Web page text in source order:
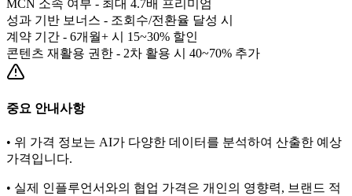
MCN 소속 여부 - 최대 4.7배 프리미엄
성과 기반 보너스 - 조회수/전환율 달성 시
계약 기간 - 6개월+ 시 15~30% 할인
콘텐츠 재활용 권한 - 2차 활용 시 40~70% 추가
중요 안내사항
• 위 가격 정보는 AI가 다양한 데이터를 분석하여 산출한 예상
가격입니다.
• 실제 인플루언서와의 협업 가격은 개인의 영향력, 브랜드 적